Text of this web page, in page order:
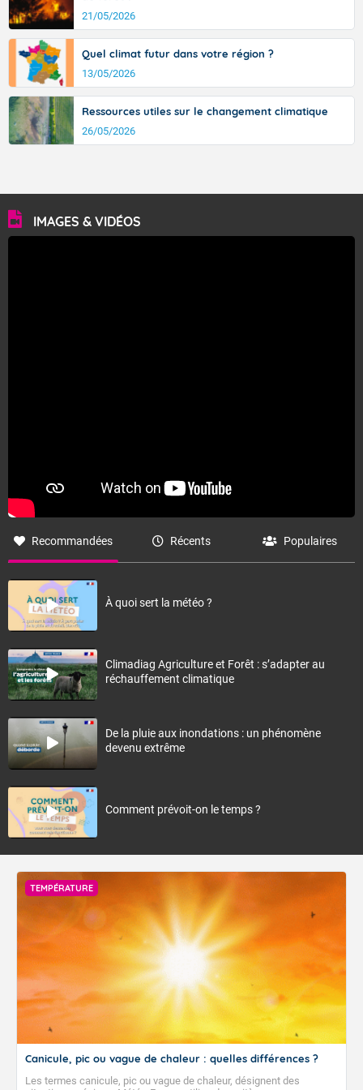
21/05/2026
Quel climat futur dans votre région ?
13/05/2026
Ressources utiles sur le changement climatique
26/05/2026
IMAGES & VIDÉOS
Recommandées Récents Populaires
À quoi sert la météo ?
Climadiag Agriculture et Forêt : s’adapter au
réchauffement climatique
De la pluie aux inondations : un phénomène
devenu extrême
Comment prévoit-on le temps ?
TEMPÉRATURE
Canicule, pic ou vague de chaleur : quelles différences ?
Les termes canicule, pic ou vague de chaleur, désignent des